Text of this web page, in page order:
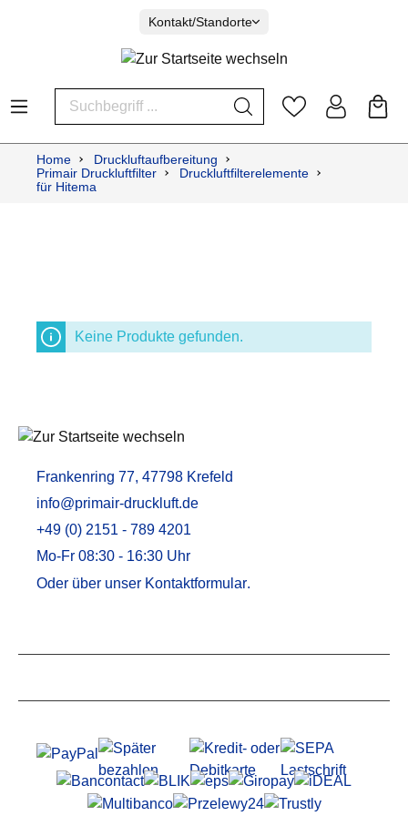
Kontakt/Standorte
Home
Druckluftaufbereitung
Primair Druckluftfilter
Druckluftfilterelemente
für Hitema
Keine Produkte gefunden.
Frankenring 77, 47798 Krefeld
info@primair-druckluft.de
+49 (0) 2151 - 789 4201
Mo-Fr 08:30 - 16:30 Uhr
Oder über unser Kontaktformular.